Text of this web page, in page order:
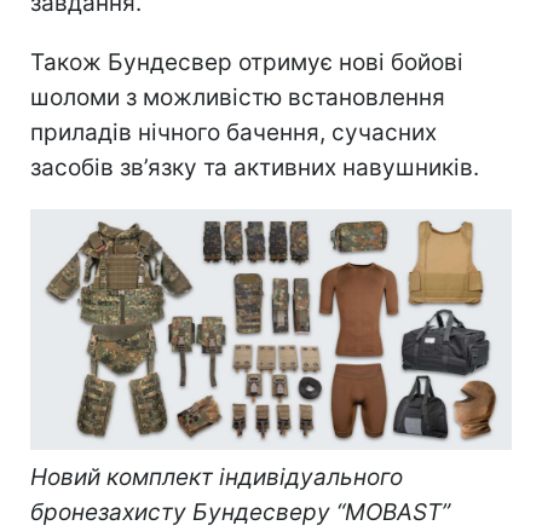
Також Бундесвер отримує нові бойові
шоломи з можливістю встановлення
приладів нічного бачення, сучасних
засобів зв’язку та активних навушників.
Новий комплект індивідуального
бронезахисту Бундесверу “MOBAST”